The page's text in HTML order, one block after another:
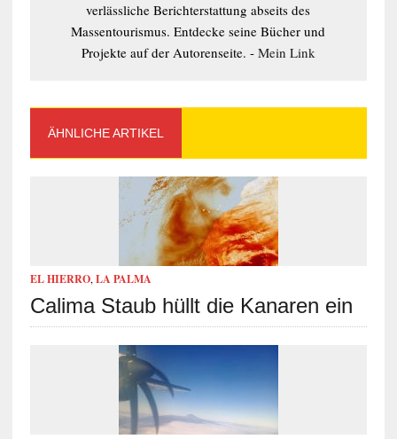
verlässliche Berichterstattung abseits des
Massentourismus. Entdecke seine Bücher und
Projekte auf der Autorenseite. - Mein Link
ÄHNLICHE ARTIKEL
EL HIERRO,LA PALMA
Calima Staub hüllt die Kanaren ein